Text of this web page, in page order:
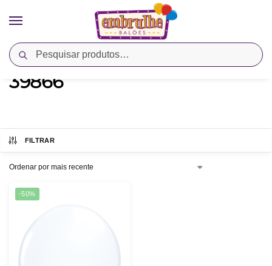
Pesquisar
Início Produtos marcados com a tag “39866”
39866
FILTRAR
-50%